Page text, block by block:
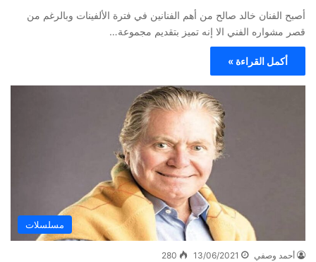
أصبح الفنان خالد صالح من أهم الفنانين في فترة الألفينات وبالرغم من
قصر مشواره الفني الا إنه تميز بتقديم مجموعة…
أكمل القراءة »
مسلسلات
أحمد وصفي 13/06/2021
280